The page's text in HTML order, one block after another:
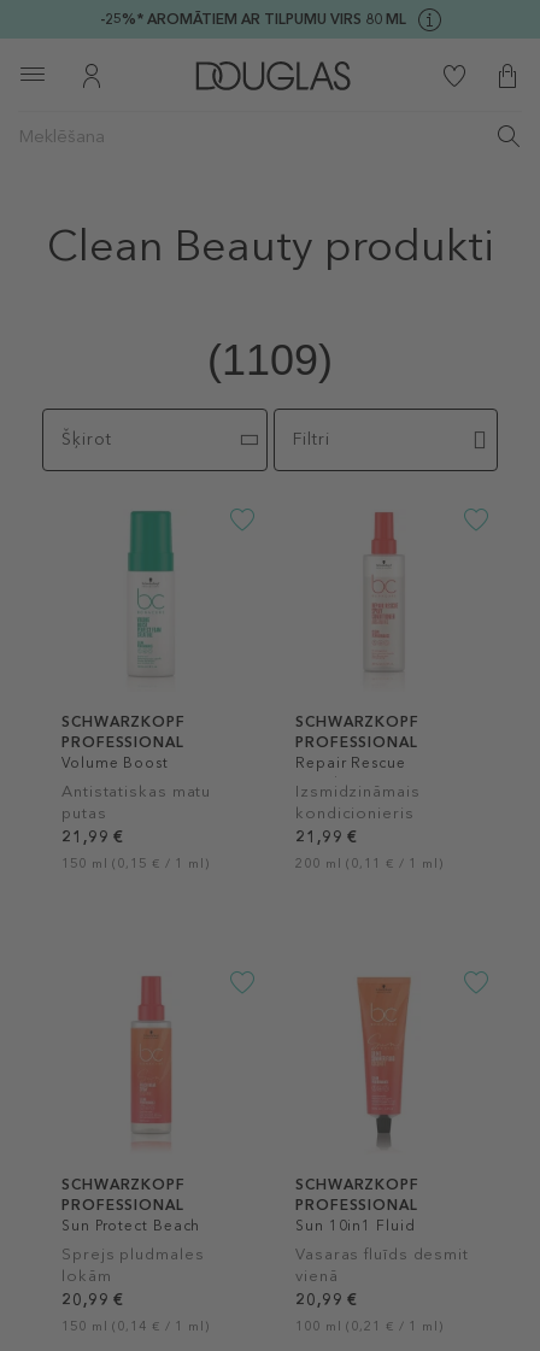
-25%* AROMĀTIEM AR TILPUMU VIRS 80 ML
Clean Beauty produkti
(1109)
Šķirot Filtri
SCHWARZKOPF
PROFESSIONAL
Volume Boost
Antistatiskas matu
putas
21,99 €
150 ml (0,15 € / 1 ml)
SCHWARZKOPF
PROFESSIONAL
Repair Rescue
Conditioner
Izsmidzināmais
kondicionieris
21,99 €
200 ml (0,11 € / 1 ml)
SCHWARZKOPF
PROFESSIONAL
Sun Protect Beach
Wave
Sprejs pludmales
lokām
20,99 €
150 ml (0,14 € / 1 ml)
SCHWARZKOPF
PROFESSIONAL
Sun 10in1 Fluid
Vasaras fluīds desmit
vienā
20,99 €
100 ml (0,21 € / 1 ml)